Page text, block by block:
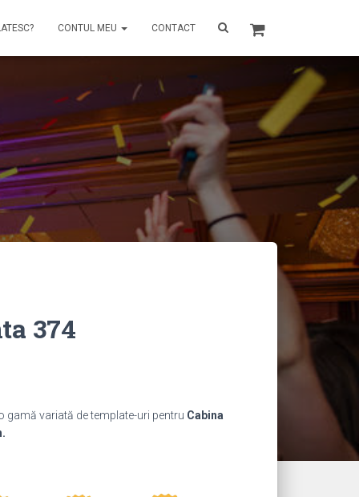
CONTUL MEU CONTACT
374
gamă variată de template-uri pentru Cabina